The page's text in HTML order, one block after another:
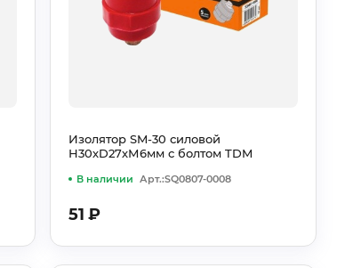
Арт.:SQ0807-0008
В наличии
Изолятор SM-30 силовой
Н30хD27хМ6мм с болтом TDM
51 ₽